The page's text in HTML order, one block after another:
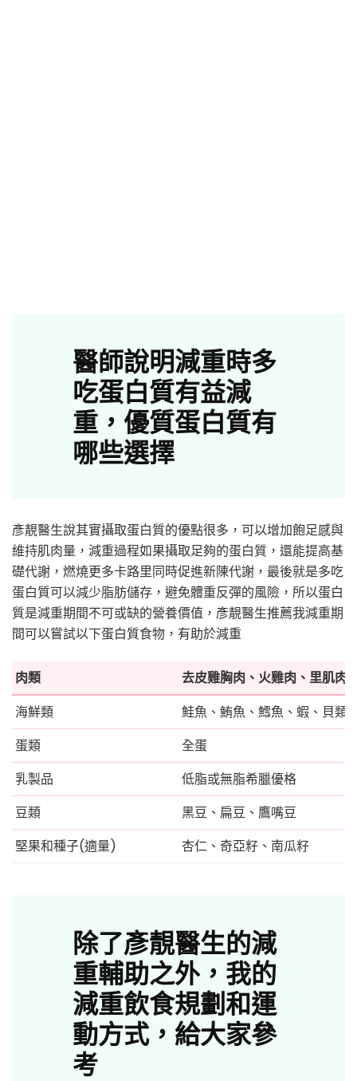
醫師說明減重時多
吃蛋白質有益減
重，優質蛋白質有
哪些選擇
彥靚醫生說其實攝取蛋白質的優點很多，可以增加飽足感與
維持肌肉量，減重過程如果攝取足夠的蛋白質，還能提高基
礎代謝，燃燒更多卡路里同時促進新陳代謝，最後就是多吃
蛋白質可以減少脂肪儲存，避免體重反彈的風險，所以蛋白
質是減重期間不可或缺的營養價值，彥靚醫生推薦我減重期
間可以嘗試以下蛋白質食物，有助於減重
肉類
去皮雞胸肉、火雞肉、里肌肉
海鮮類
鮭魚、鮪魚、鱈魚、蝦、貝類
蛋類
全蛋
乳製品
低脂或無脂希臘優格
豆類
黑豆、扁豆、鷹嘴豆
堅果和種子(適量)
杏仁、奇亞籽、南瓜籽
除了彥靚醫生的減
重輔助之外，我的
減重飲食規劃和運
動方式，給大家參
考